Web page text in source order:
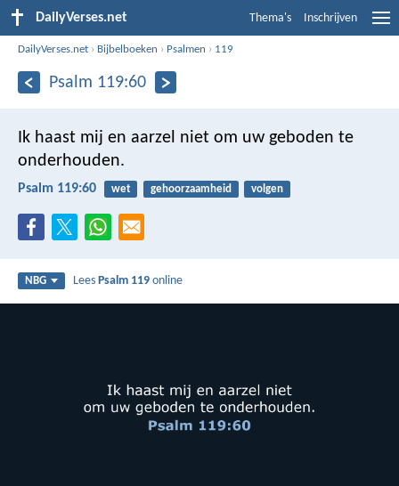
DailyVerses.net Thema's Inschrijven
DailyVerses.net › Bijbelboeken › Psalmen › 119
Psalm 119:60
Ik haast mij en aarzel niet om uw geboden te
onderhouden.
Psalm 119:60 wet gehoorzaamheid volgen
NBG LeesPsalm 119 online